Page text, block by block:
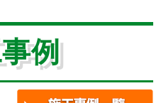
例